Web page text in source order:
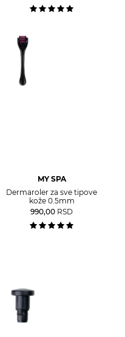
MY SPA
Dermaroler za sve tipove
kože 0.5mm
990,00 RSD